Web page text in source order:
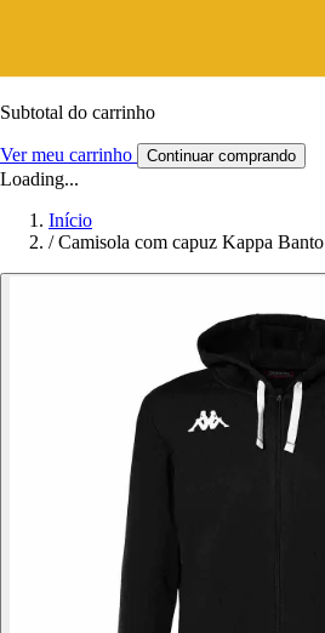
Subtotal do carrinho
Ver meu carrinho Continuar comprando
Loading...
Início
/ Camisola com capuz Kappa Banto